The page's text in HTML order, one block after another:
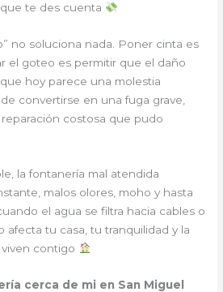
te des cuenta
no soluciona nada. Poner cinta es
el goteo es permitir que el daño
hoy parece una molestia
convertirse en una fuga grave,
costosa que pudo
la fontanería mal atendida
malos olores, moho y hasta
el agua se filtra hacia cables o
afecta tu casa, tu tranquilidad y la
contigo
cerca de mi en San Miguel